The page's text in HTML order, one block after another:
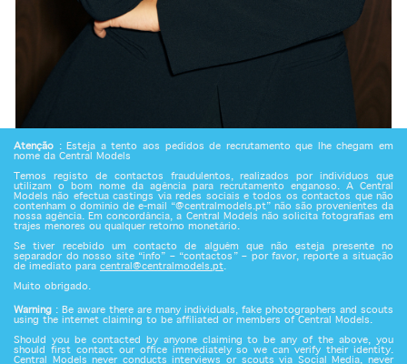
Atenção : Esteja a tento aos pedidos de recrutamento que lhe chegam em
nome da Central Models
Temos registo de contactos fraudulentos, realizados por indivíduos que
utilizam o bom nome da agência para recrutamento enganoso. A Central
Models não efectua castings via redes sociais e todos os contactos que não
contenham o domínio de e-mail “@centralmodels.pt” não são provenientes da
nossa agência. Em concordância, a Central Models não solicita fotografias em
trajes menores ou qualquer retorno monetário.
Se tiver recebido um contacto de alguém que não esteja presente no
separador do nosso site “info” – “contactos” – por favor, reporte a situação
de imediato para central@centralmodels.pt.
Muito obrigado.
Warning : Be aware there are many individuals, fake photographers and scouts
using the internet claiming to be affiliated or members of Central Models.
Should you be contacted by anyone claiming to be any of the above, you
should first contact our office immediately so we can verify their identity.
Central Models never conducts interviews or scouts via Social Media, never